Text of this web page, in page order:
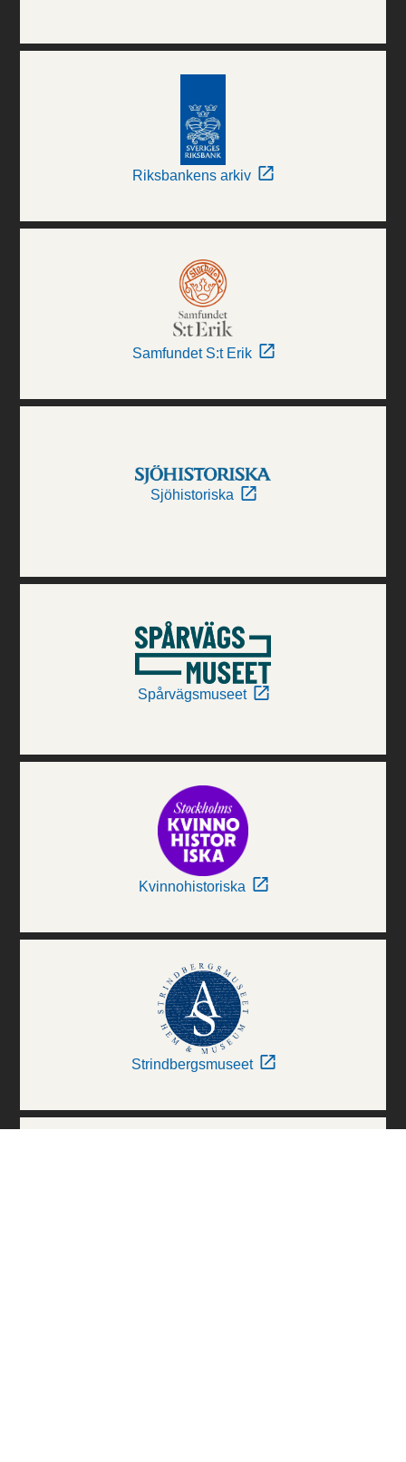
Riksbankens arkiv
Samfundet S:t Erik
Sjöhistoriska
Spårvägsmuseet
Kvinnohistoriska
Strindbergsmuseet